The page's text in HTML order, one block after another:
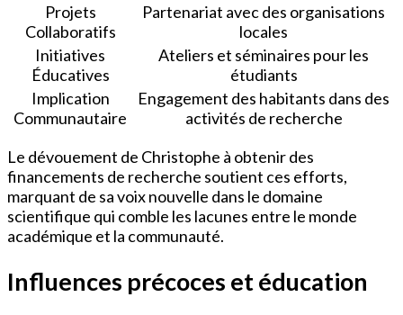
Projets
Collaboratifs
Partenariat avec des organisations
locales
Initiatives
Éducatives
Ateliers et séminaires pour les
étudiants
Implication
Communautaire
Engagement des habitants dans des
activités de recherche
Le dévouement de Christophe à obtenir des
financements de recherche soutient ces efforts,
marquant de sa voix nouvelle dans le domaine
scientifique qui comble les lacunes entre le monde
académique et la communauté.
Influences précoces et éducation